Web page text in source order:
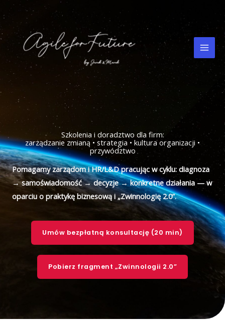
Przejdź
do
treści
Szkolenia i doradztwo dla firm:
zarządzanie zmianą • strategia • kultura organizacji •
przywództwo
Pomagamy zarządom i HR/L&D pracując w cyklu: diagnoza
→ samoświadomość → decyzje → konkretne działania — w
oparciu o praktykę biznesową i „Zwinnologię 2.0”.
Umów bezpłatną konsultację (20 min)
Pobierz fragment „Zwinnologii 2.0”